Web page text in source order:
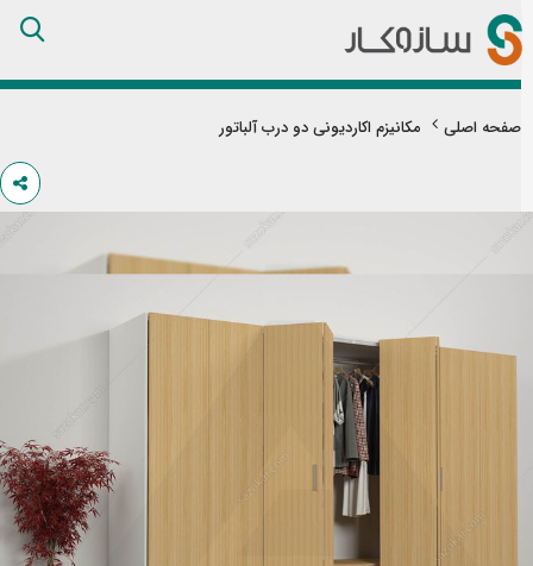
Skip
to
Content
صفحه اصلی مکانیزم اکاردیونی دو درب آلباتور